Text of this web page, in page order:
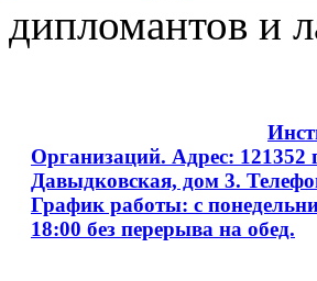
дипломантов и
Организаций. Адрес: 121352
Давыдковская, дом 3.
График работы: с
18:00 без перерыва на обед.